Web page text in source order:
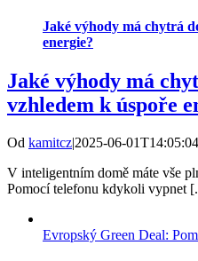
Jaké výhody má chytrá
energie?
Jaké výhody má
vzhledem k úspoře
Od kamitcz|2025-06-
V inteligentním domě máte vše
Pomocí telefonu kdykoli vypnet
Evropský Green Deal: